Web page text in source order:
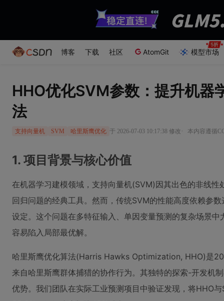
博客 下载 社区 AtomGit 模型市场
HHO优化SVM参数：提升机器
法
支持向量机 SVM 哈里斯鹰优化 于 2026-07-03 10:17:38 修改 · 本内容遵循
1. 项目背景与核心价值
在机器学习建模领域，支持向量机(SVM)因其出色的非线
回归问题的经典工具。然而，传统SVM的性能高度依赖参
设定。这个问题在多特征输入、单因变量预测的复杂场景
容易陷入局部最优解。
哈里斯鹰优化算法(Harris Hawks Optimization, HHO)是
来自哈里斯鹰群体捕猎的协作行为。其独特的探索-开发机
优势。我们团队在实际工业预测项目中验证发现，将HHO